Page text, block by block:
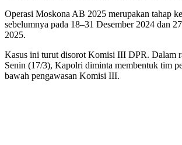
Operasi Moskona AB 2025 merupakan tahap
sebelumnya pada 18–31 Desember 2024 dan
2025.
Kasus ini turut disorot Komisi III DPR. Dalam
Senin (17/3), Kapolri diminta membentuk tim
bawah pengawasan Komisi III.